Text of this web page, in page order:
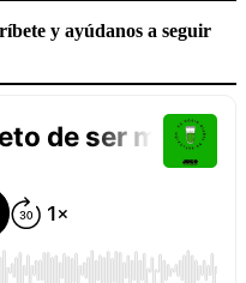
y ayúdanos a seguir